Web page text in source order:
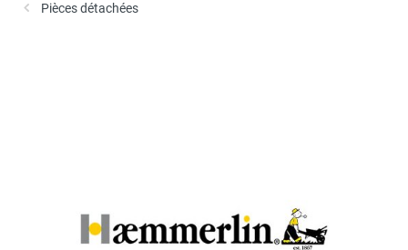
Pièces détachées